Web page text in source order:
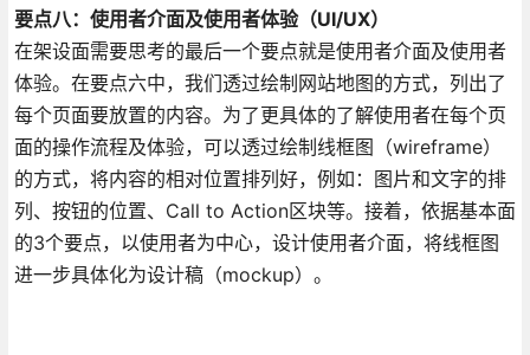
要点八：使用者介面及使用者体验（UI/UX）
在架设面需要思考的最后一个要点就是使用者介面及使用者
体验。在要点六中，我们透过绘制网站地图的方式，列出了
每个页面要放置的内容。为了更具体的了解使用者在每个页
面的操作流程及体验，可以透过绘制线框图（wireframe）
的方式，将内容的相对位置排列好，例如：图片和文字的排
列、按钮的位置、Call to Action区块等。接着，依据基本面
的3个要点，以使用者为中心，设计使用者介面，将线框图
进一步具体化为设计稿（mockup）。